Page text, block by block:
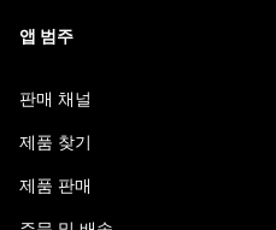
앱 범주
판매 채널
제품 찾기
제품 판매